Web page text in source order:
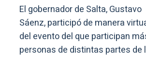
El gobernador de Salta, Gustavo
Sáenz, participó de manera
del evento del que participan
personas de distintas partes de